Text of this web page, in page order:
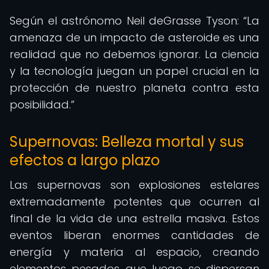
Según el astrónomo Neil deGrasse Tyson: La
amenaza de un impacto de asteroide es una
realidad que no debemos ignorar. La ciencia
y la tecnología juegan un papel crucial en la
protección de nuestro planeta contra esta
posibilidad.
Supernovas: Belleza mortal y sus
efectos a largo plazo
Las supernovas son explosiones estelares
extremadamente potentes que ocurren al
final de la vida de una estrella masiva. Estos
eventos liberan enormes cantidades de
energía y materia al espacio, creando